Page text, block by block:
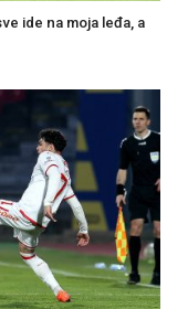
ide na moja leđa, a